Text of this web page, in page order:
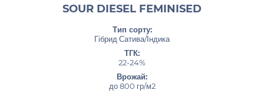
SOUR DIESEL FEMINISED
Тип сорту:
Гібрид Сатива/Індика
ТГК:
22-24%
Врожай:
до 800 гр/м2